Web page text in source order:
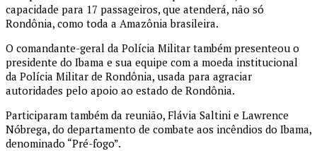
capacidade para 17 passageiros, que atenderá, não só
Rondônia, como toda a Amazônia brasileira.
O comandante-geral da Polícia Militar também presenteou o
presidente do Ibama e sua equipe com a moeda institucional
da Polícia Militar de Rondônia, usada para agraciar
autoridades pelo apoio ao estado de Rondônia.
Participaram também da reunião, Flávia Saltini e Lawrence
Nóbrega, do departamento de combate aos incêndios do Ibama,
denominado “Pré-fogo”.